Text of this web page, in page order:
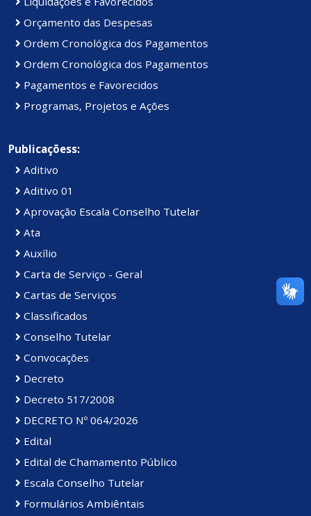
Orçamento das Despesas
Ordem Cronológica dos Pagamentos
Ordem Cronológica dos Pagamentos
Pagamentos e Favorecidos
Programas, Projetos e Ações
Publicaçõess:
Aditivo
Aditivo 01
Aprovação Escala Conselho Tutelar
Ata
Auxílio
Carta de Serviço - Geral
Cartas de Serviços
Classificados
Conselho Tutelar
Convocações
Decreto
Decreto 517/2008
DECRETO Nº 064/2026
Edital
Edital de Chamamento Público
Escala Conselho Tutelar
Formulários Ambiêntais